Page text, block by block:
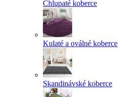
Chlupaté koberce
Kulaté a oválné koberce
Skandinávské koberce